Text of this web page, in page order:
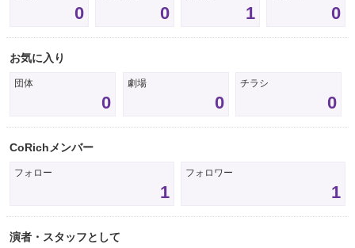
0 0 1 0
お気に入り
団体
0
劇場
0
チラシ
0
CoRichメンバー
フォロー
1
フォロワー
1
演者・スタッフとして